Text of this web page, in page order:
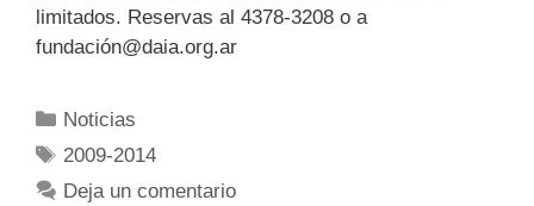
limitados. Reservas al 4378-3208 o a
fundación@daia.org.ar
Noticias
2009-2014
Deja un comentario